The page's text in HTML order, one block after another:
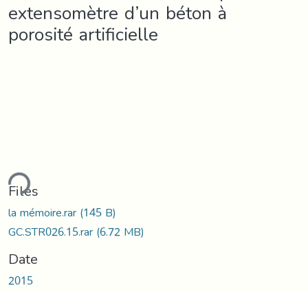
extensomètre d’un béton à
porosité artificielle
Files
la mémoire.rar(145 B)
GC.STR026.15.rar(6.72 MB)
Date
2015